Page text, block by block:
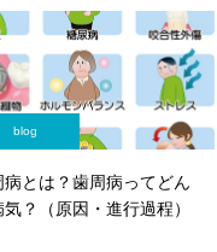
blog
病とは？歯周病ってどん
気？（原因・進行過程）